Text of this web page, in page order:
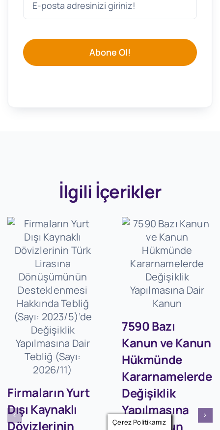
Abone Ol!
İlgili İçerikler
Firmaların Yurt
Dışı Kaynaklı
Dövizlerinin
7590 Bazı
Kanun ve Kanun
Hükmünde
Kararnamelerde
Değişiklik
Yapılmasına
Dair Kanun
Çerez Politikamız